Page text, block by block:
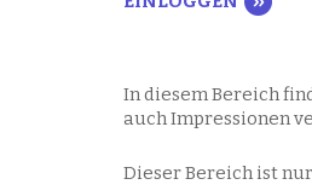
In diesem Bereich
auch Impressionen
Dieser Bereich ist